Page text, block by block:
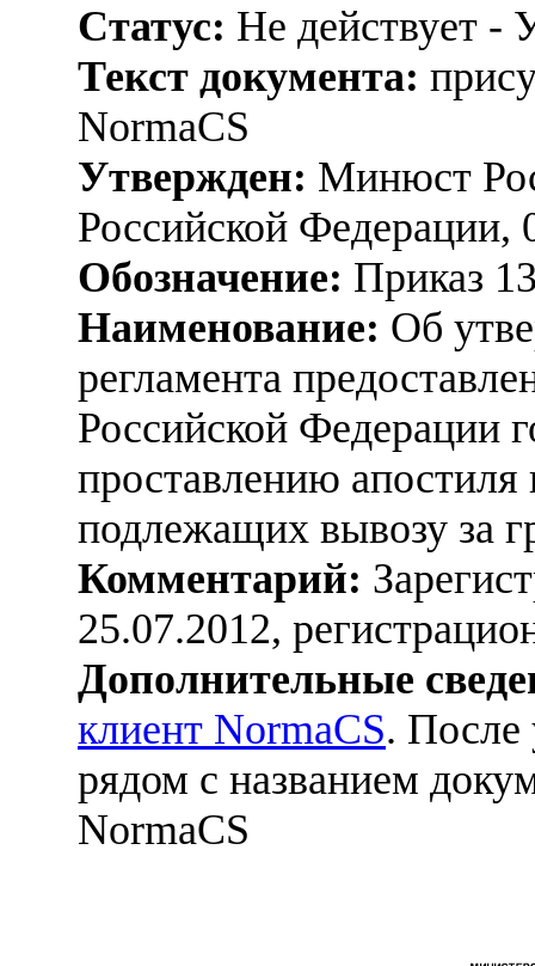
Статус: Не действует -
Текст документа:
NormaCS
Утвержден: Минюст
Российской Федерации,
Обозначение: Приказ
Наименование: Об
регламента
Российской Федерации
проставлению
подлежащих вывозу за
Комментарий:
25.07.2012,
Дополнительные
клиент NormaCS. После
рядом с названием
NormaCS